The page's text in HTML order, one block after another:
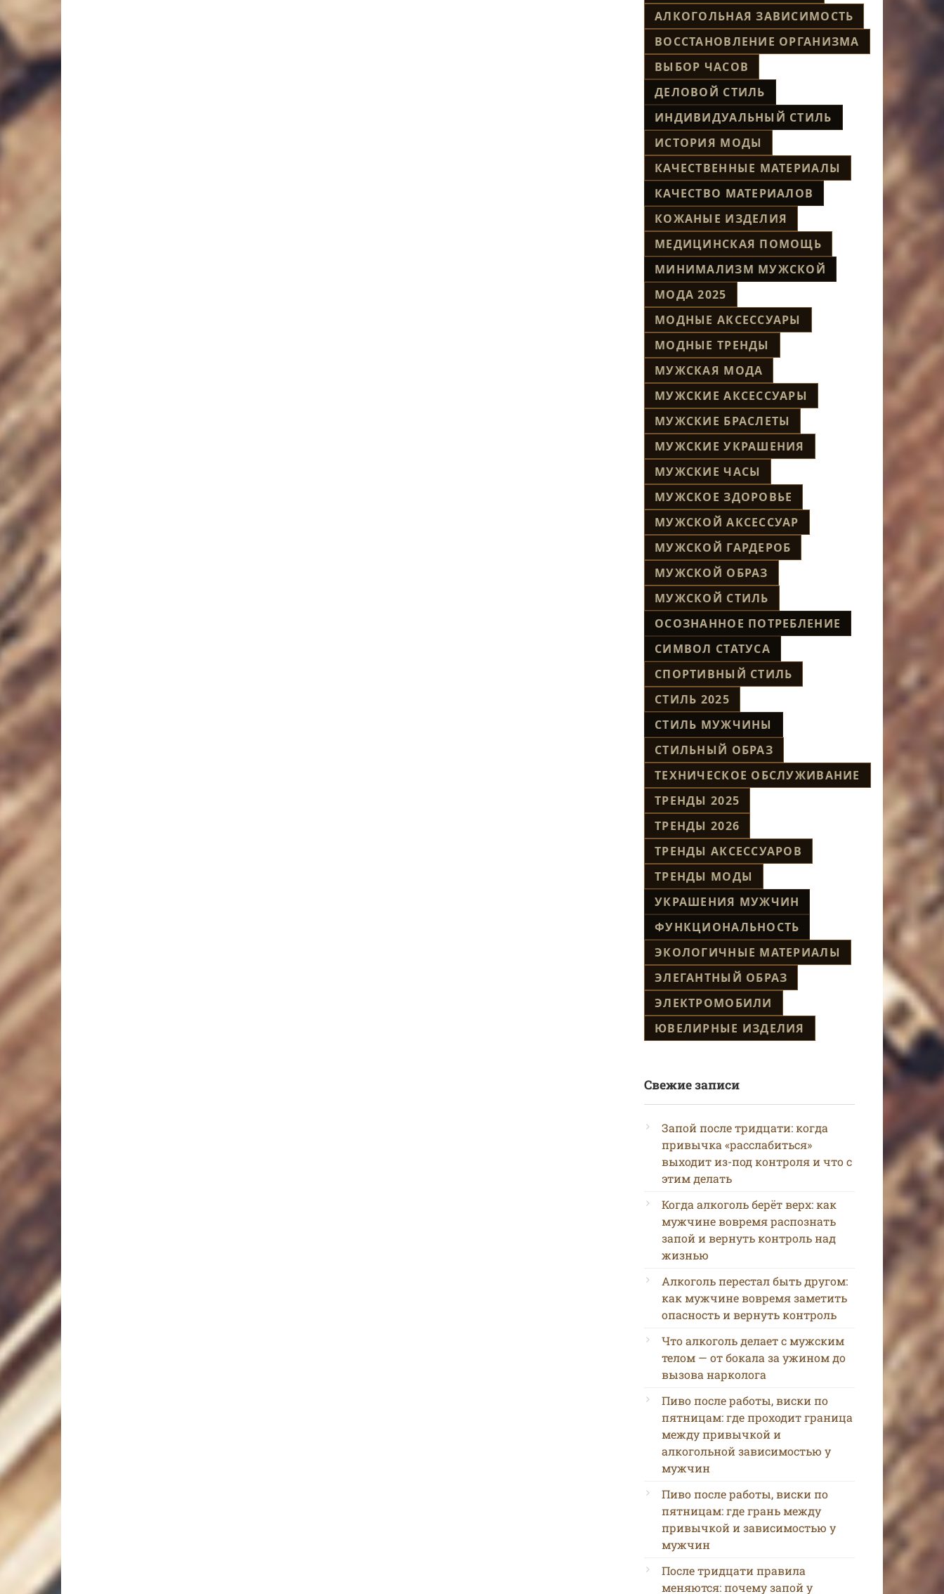
АЛКОГОЛЬНАЯ ЗАВИСИМОСТЬ
ВОССТАНОВЛЕНИЕ ОРГАНИЗМА
ВЫБОР ЧАСОВ
ДЕЛОВОЙ СТИЛЬ
ИНДИВИДУАЛЬНЫЙ СТИЛЬ
ИСТОРИЯ МОДЫ
КАЧЕСТВЕННЫЕ МАТЕРИАЛЫ
КАЧЕСТВО МАТЕРИАЛОВ
КОЖАНЫЕ ИЗДЕЛИЯ
МЕДИЦИНСКАЯ ПОМОЩЬ
МИНИМАЛИЗМ МУЖСКОЙ
МОДА 2025
МОДНЫЕ АКСЕССУАРЫ
МОДНЫЕ ТРЕНДЫ
МУЖСКАЯ МОДА
МУЖСКИЕ АКСЕССУАРЫ
МУЖСКИЕ БРАСЛЕТЫ
МУЖСКИЕ УКРАШЕНИЯ
МУЖСКИЕ ЧАСЫ
МУЖСКОЕ ЗДОРОВЬЕ
МУЖСКОЙ АКСЕССУАР
МУЖСКОЙ ГАРДЕРОБ
МУЖСКОЙ ОБРАЗ
МУЖСКОЙ СТИЛЬ
ОСОЗНАННОЕ ПОТРЕБЛЕНИЕ
СИМВОЛ СТАТУСА
СПОРТИВНЫЙ СТИЛЬ
СТИЛЬ 2025
СТИЛЬ МУЖЧИНЫ
СТИЛЬНЫЙ ОБРАЗ
ТЕХНИЧЕСКОЕ ОБСЛУЖИВАНИЕ
ТРЕНДЫ 2025
ТРЕНДЫ 2026
ТРЕНДЫ АКСЕССУАРОВ
ТРЕНДЫ МОДЫ
УКРАШЕНИЯ МУЖЧИН
ФУНКЦИОНАЛЬНОСТЬ
ЭКОЛОГИЧНЫЕ МАТЕРИАЛЫ
ЭЛЕГАНТНЫЙ ОБРАЗ
ЭЛЕКТРОМОБИЛИ
ЮВЕЛИРНЫЕ ИЗДЕЛИЯ
Свежие записи
Запой после тридцати: когда
привычка «расслабиться»
выходит из-под контроля и что с
этим делать
Когда алкоголь берёт верх: как
мужчине вовремя распознать
запой и вернуть контроль над
жизнью
Алкоголь перестал быть другом:
как мужчине вовремя заметить
опасность и вернуть контроль
Что алкоголь делает с мужским
телом — от бокала за ужином до
вызова нарколога
Пиво после работы, виски по
пятницам: где проходит граница
между привычкой и
алкогольной зависимостью у
мужчин
Пиво после работы, виски по
пятницам: где грань между
привычкой и зависимостью у
мужчин
После тридцати правила
меняются: почему запой у